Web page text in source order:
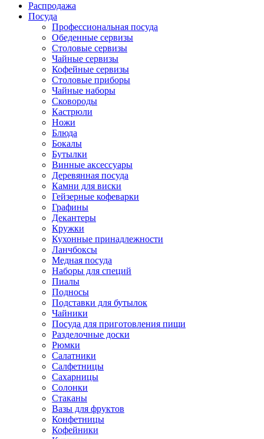
Распродажа
Посуда
Профессиональная посуда
Обеденные сервизы
Столовые сервизы
Чайные сервизы
Кофейные сервизы
Столовые приборы
Чайные наборы
Сковороды
Кастрюли
Ножи
Блюда
Бокалы
Бутылки
Винные аксессуары
Деревянная посуда
Камни для виски
Гейзерные кофеварки
Графины
Декантеры
Кружки
Кухонные принадлежности
Ланчбоксы
Медная посуда
Наборы для специй
Пиалы
Подносы
Подставки для бутылок
Чайники
Посуда для приготовления пищи
Разделочные доски
Рюмки
Салатники
Салфетницы
Сахарницы
Солонки
Стаканы
Вазы для фруктов
Конфетницы
Кофейники